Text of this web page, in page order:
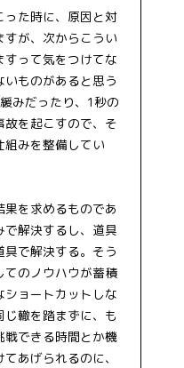
った時に、原因と対
すが、次からこうい
すって気をつけてな
ものがあると思う
みだったり、1秒の
を起こすので、そ
組みを整備してい
を求めるものであ
で解決するし、道具
で解決する。そう
てのノウハウが蓄積
ショートカットしな
轍を踏まずに、も
戦できる時間とか機
あげられるのに、